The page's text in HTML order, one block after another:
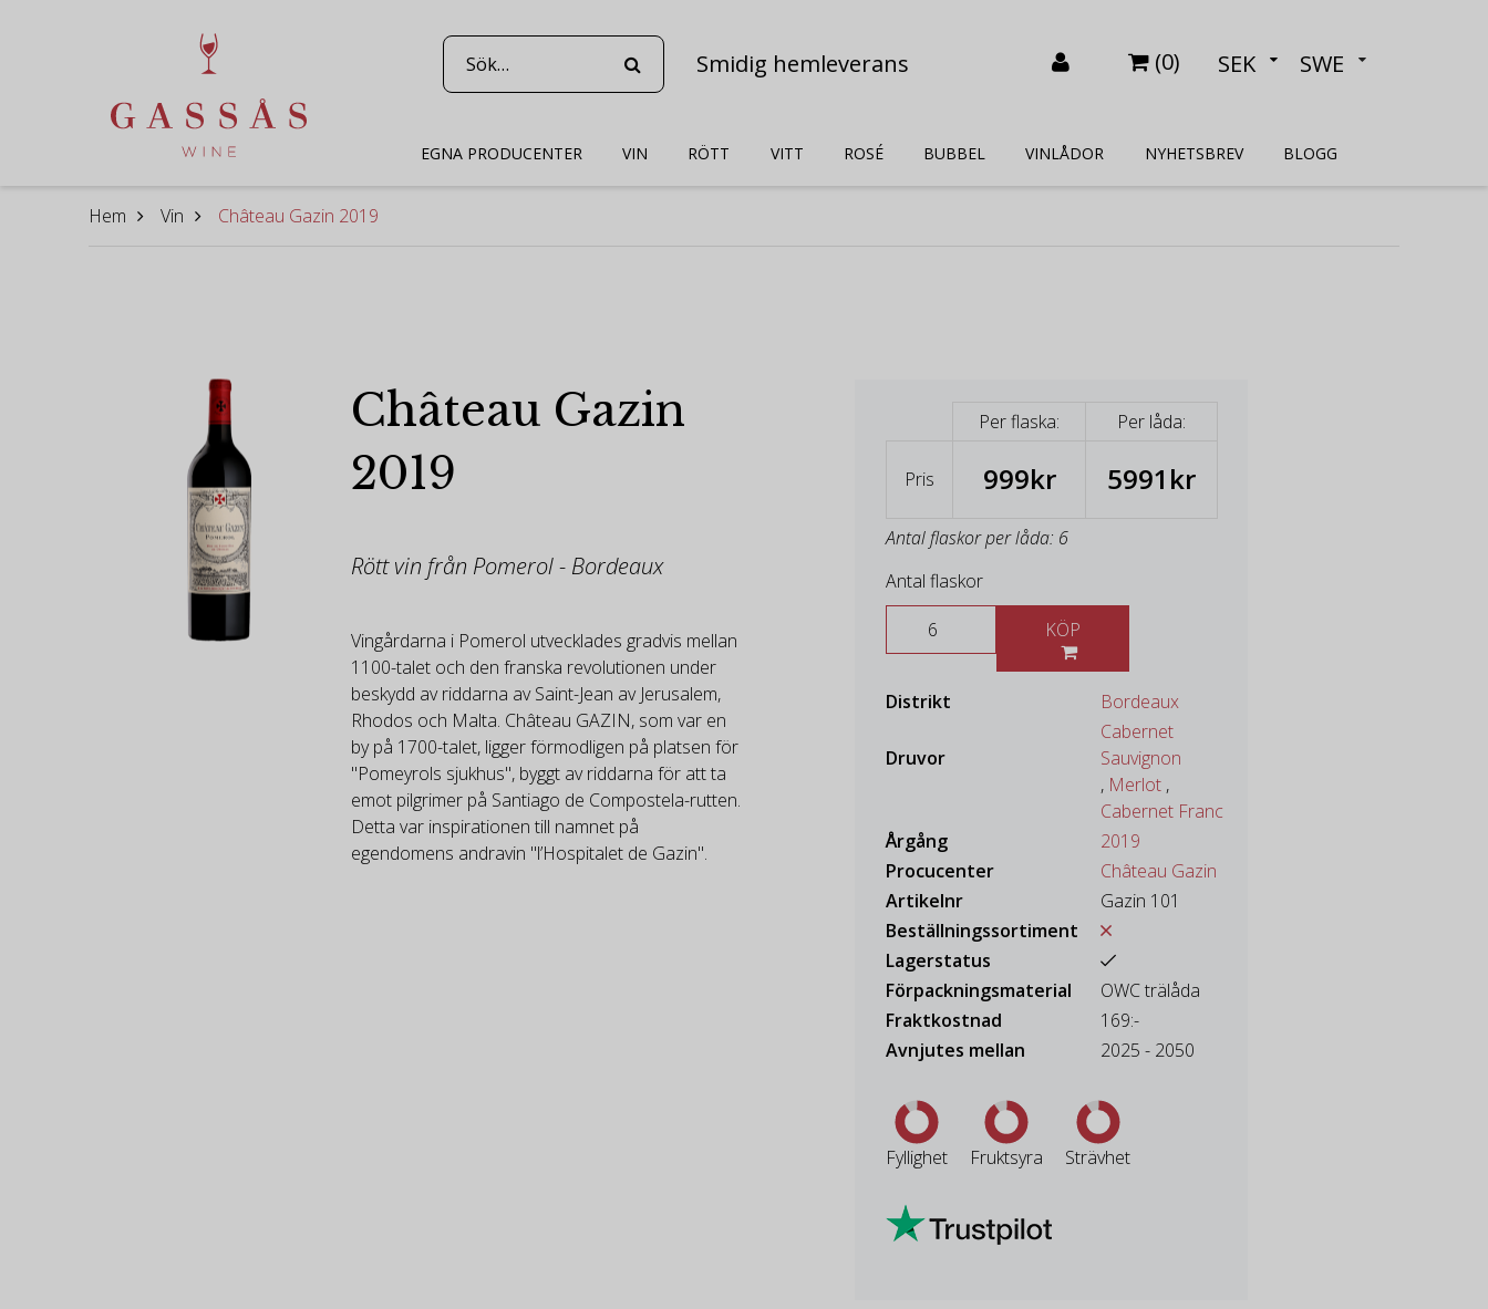
Smidig hemleverans (0) SEK SWE
EGNA PRODUCENTER VIN RÖTT VITT ROSÉ BUBBEL VINLÅDOR NYHETSBREV BLOGG
Hem Vin Château Gazin 2019
Château Gazin
2019
Rött vin från Pomerol - Bordeaux
Vingårdarna i Pomerol utvecklades gradvis mellan
1100-talet och den franska revolutionen under
beskydd av riddarna av Saint-Jean av Jerusalem,
Rhodos och Malta. Château GAZIN, som var en
by på 1700-talet, ligger förmodligen på platsen för
"Pomeyrols sjukhus", byggt av riddarna för att ta
emot pilgrimer på Santiago de Compostela-rutten.
Detta var inspirationen till namnet på
egendomens andravin "l’Hospitalet de Gazin".
Per flaska: Per låda:
Pris 999kr 5991kr
Antal flaskor per låda: 6
Antal flaskor
Distrikt Bordeaux
Druvor
Cabernet
Sauvignon
, Merlot ,
Cabernet Franc
Årgång
2019
Procucenter
Château Gazin
Artikelnr
Gazin 101
Beställningssortiment
Lagerstatus
Förpackningsmaterial
OWC trälåda
Fraktkostnad
169:-
Avnjutes mellan
2025 - 2050
Fyllighet Fruktsyra Strävhet